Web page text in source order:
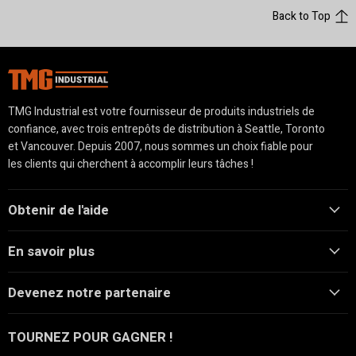
Back to Top
TMG Industrial est votre fournisseur de produits industriels de
confiance, avec trois entrepôts de distribution à Seattle, Toronto
et Vancouver. Depuis 2007, nous sommes un choix fiable pour
les clients qui cherchent à accomplir leurs tâches !
Obtenir de l'aide
En savoir plus
Devenez notre partenaire
TOURNEZ POUR GAGNER !